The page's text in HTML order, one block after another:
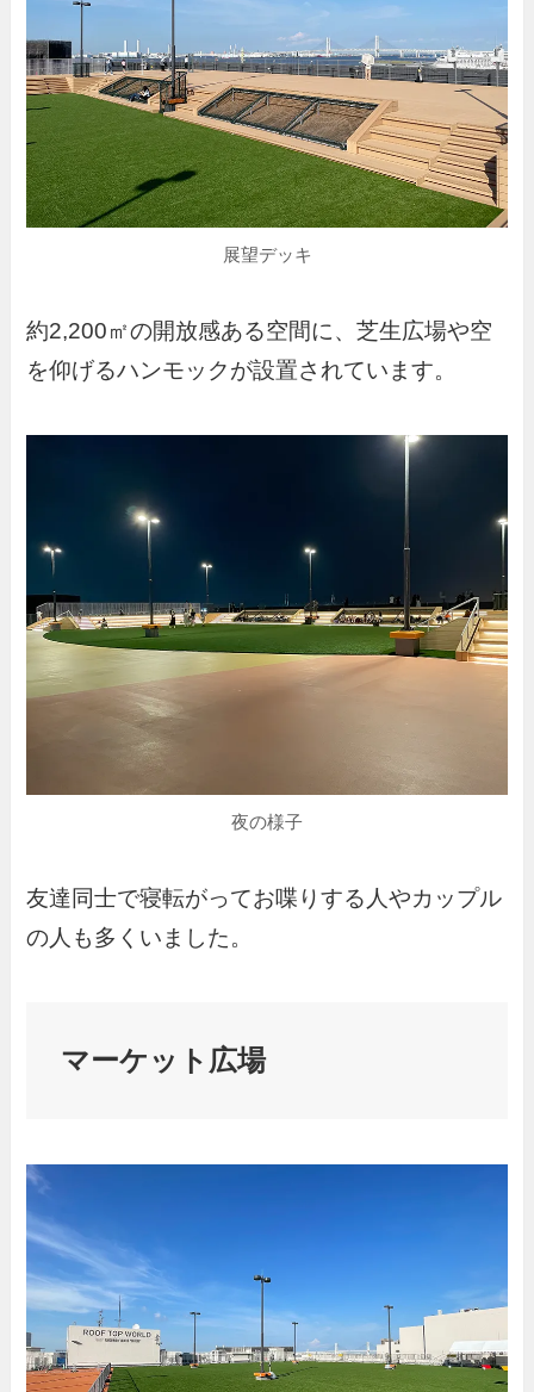
展望デッキ
約2,200㎡の開放感ある空間に、芝生広場や空
を仰げるハンモックが設置されています。
夜の様子
友達同士で寝転がってお喋りする人やカップル
の人も多くいました。
マーケット広場